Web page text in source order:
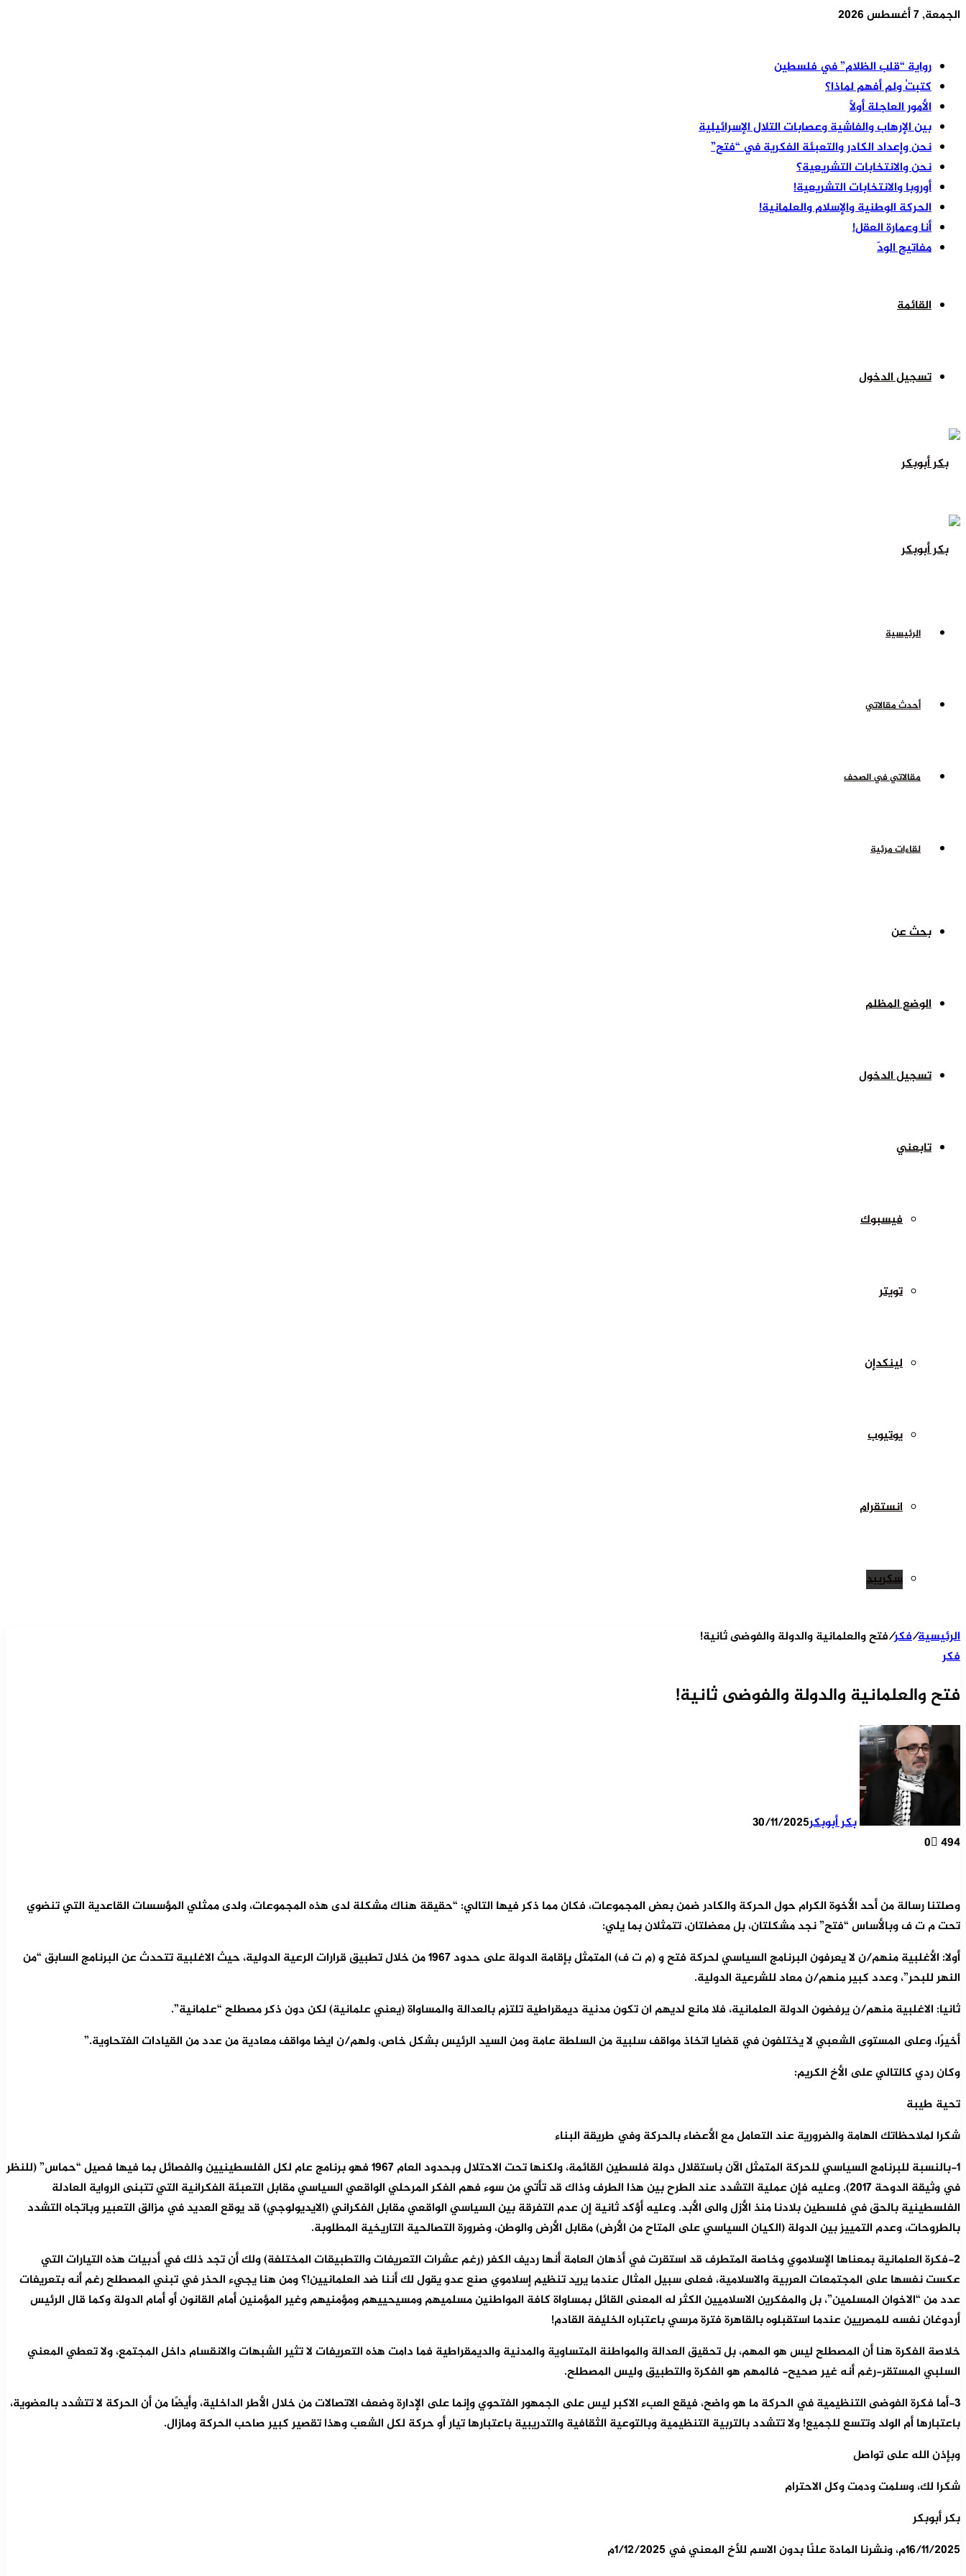
الجمعة, 7 أغسطس 2026
رواية “قلب الظلام” في فلسطين
كتبتُ ولم أفهم لماذا؟
الأمور العاجلة أولًا
بين الإرهاب والفاشية وعصابات التلال الإسرائيلية
نحن وإعداد الكادر والتعبئة الفكرية في “فتح”
نحن والانتخابات التشريعية؟
أوروبا والانتخابات التشريعية!
الحركة الوطنية والإسلام والعلمانية!
أنا وعمارة العقل!
مفاتيح الودّ
القائمة
تسجيل الدخول
الرئيسية
أحدث مقالاتي
مقالاتي في الصحف
لقاءات مرئية
بحث عن
الوضع المظلم
تسجيل الدخول
تابعني
فيسبوك
تويتر
لينكدإن
يوتيوب
انستقرام
سكريبد
الرئيسية/فكر/فتح والعلمانية والدولة والفوضى ثانية!
فكر
فتح والعلمانية والدولة والفوضى ثانية!
بكر أبوبكر30/11/2025
0 494
وصلتنا رسالة من أحد الأخوة الكرام حول الحركة والكادر ضمن بعض المجموعات، فكان مما ذكر فيها التالي: “حقيقة هناك مشكلة لدى هذه المجموعات، ولدى ممثلي المؤسسات القاعدية التي تنضوي
تحت م ت ف وبالأساس “فتح” نجد مشكلتان، بل معضلتان، تتمثلان بما يلي:
أولا: الأغلبية منهم/ن لا يعرفون البرنامج السياسي لحركة فتح و (م ت ف) المتمثل بإقامة الدولة على حدود 1967 من خلال تطبيق قرارات الرعية الدولية، حيث الاغلبية تتحدث عن البرنامج السابق “من
النهر للبحر”، وعدد كبير منهم/ن معاد للشرعية الدولية.
ثانيا: الاغلبية منهم/ن يرفضون الدولة العلمانية، فلا مانع لديهم ان تكون مدنية ديمقراطية تلتزم بالعدالة والمساواة (يعني علمانية) لكن دون ذكر مصطلح “علمانية”.
أخيرًا، وعلى المستوى الشعبي لا يختلفون في قضايا اتخاذ مواقف سلبية من السلطة عامة ومن السيد الرئيس بشكل خاص، ولهم/ن ايضا مواقف معادية من عدد من القيادات الفتحاوية.”
وكان ردي كالتالي على الأخ الكريم:
تحية طيبة
شكرا لملاحظاتك الهامة والضرورية عند التعامل مع الأعضاء بالحركة وفي طريقة البناء
1-بالنسبة للبرنامج السياسي للحركة المتمثل الآن باستقلال دولة فلسطين القائمة، ولكنها تحت الاحتلال وبحدود العام 1967 فهو برنامج عام لكل الفلسطينيين والفصائل بما فيها فصيل “حماس” (للنظر
في وثيقة الدوحة 2017). وعليه فإن عملية التشدد عند الطرح بين هذا الطرف وذاك قد تأتي من سوء فهم الفكر المرحلي الواقعي السياسي مقابل التعبئة الفكرانية التي تتبنى الرواية العادلة
الفلسطينية بالحق في فلسطين بلادنا منذ الأزل والى الأبد. وعليه أؤكد ثانية إن عدم التفرقة بين السياسي الواقعي مقابل الفكراني (الايديولوجي) قد يوقع العديد في مزالق التعبير وباتجاه التشدد
بالطروحات، وعدم التمييز بين الدولة (الكيان السياسي على المتاح من الأرض) مقابل الأرض والوطن، وضرورة التصالحية التاريخية المطلوبة.
2-فكرة العلمانية بمعناها الإسلاموي وخاصة المتطرف قد استقرت في أذهان العامة أنها رديف الكفر (رغم عشرات التعريفات والتطبيقات المختلفة) ولك أن تجد ذلك في أدبيات هذه التيارات التي
عكست نفسها على المجتمعات العربية والاسلامية، فعلى سبيل المثال عندما يريد تنظيم إسلاموي صنع عدو يقول لك أننا ضد العلمانيين!؟ ومن هنا يجيء الحذر في تبني المصطلح رغم أنه بتعريفات
عدد من “الاخوان المسلمين”، بل والمفكرين الاسلاميين الكثر له المعنى القائل بمساواة كافة المواطنين مسلميهم ومسيحييهم ومؤمنيهم وغير المؤمنين أمام القانون أو أمام الدولة وكما قال الرئيس
أردوغان نفسه للمصريين عندما استقبلوه بالقاهرة فترة مرسي باعتباره الخليفة القادم!
خلاصة الفكرة هنا أن المصطلح ليس هو المهم، بل تحقيق العدالة والمواطنة المتساوية والمدنية والديمقراطية فما دامت هذه التعريفات لا تثير الشبهات والانقسام داخل المجتمع، ولا تعطي المعني
السلبي المستقر-رغم أنه غير صحيح- فالمهم هو الفكرة والتطبيق وليس المصطلح.
3-أما فكرة الفوضى التنظيمية في الحركة ما هو واضح، فيقع العبء الاكبر ليس على الجمهور الفتحوي وإنما على الإدارة وضعف الاتصالات من خلال الأطر الداخلية، وأيضًا من أن الحركة لا تتشدد بالعضوية،
باعتبارها أم الولد وتتسع للجميع! ولا تتشدد بالتربية التنظيمية وبالتوعية الثقافية والتدريبية باعتبارها تيار أو حركة لكل الشعب وهذا تقصير كبير صاحب الحركة ومازال.
وبإذن الله على تواصل
شكرا لك، وسلمت ودمت وكل الاحترام
بكر أبوبكر
16/11/2025م، ونشرنا المادة علنًا بدون الاسم للأخ المعني في 1/12/2025م